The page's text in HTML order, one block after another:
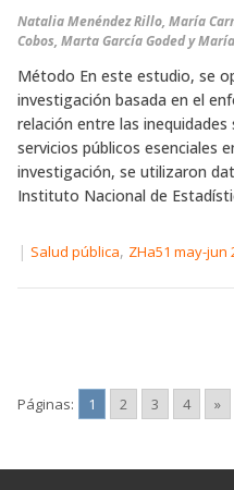
Natalia Menéndez Rillo, María
Cobos, Marta García Goded y
Método En este estudio, se
investigación basada en el
relación entre las
servicios públicos esenciales
investigación, se utilizaron
Instituto Nacional de
| Salud pública, ZHa51 may-jun
Páginas: 1 2 3 4 »